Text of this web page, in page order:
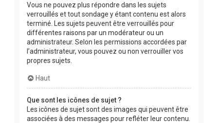
Vous ne pouvez plus répondre dans les sujets
verrouillés et tout sondage y étant contenu est alors
terminé. Les sujets peuvent être verrouillés pour
différentes raisons par un modérateur ou un
administrateur. Selon les permissions accordées par
l’administrateur, vous pouvez ou non verrouiller vos
propres sujets.
Haut
Que sont les icônes de sujet ?
Les icônes de sujet sont des images qui peuvent être
associées à des messages pour refléter leur contenu.